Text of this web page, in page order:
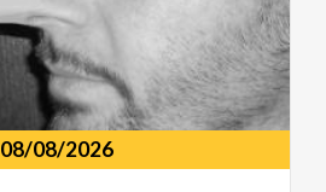
08/08/2026